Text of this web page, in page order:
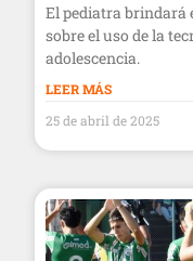
El pediatra brindará
sobre el uso de la
adolescencia.
LEER MÁS
25 de abril de 2025